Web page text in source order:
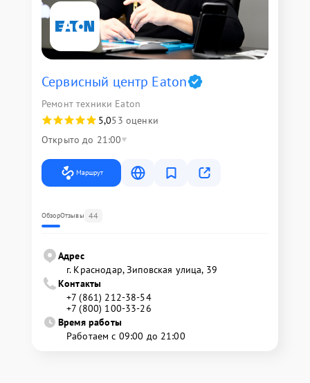
Сервисный центр Eaton
Ремонт техники Eaton
5,053 оценки
Открыто до 21:00
Маршрут
ОбзорОтзывы 44
Адрес
г. Краснодар, Зиповская улица, 39
Контакты
+7 (861) 212-38-54
+7 (800) 100-33-26
Время работы
Работаем с 09:00 до 21:00